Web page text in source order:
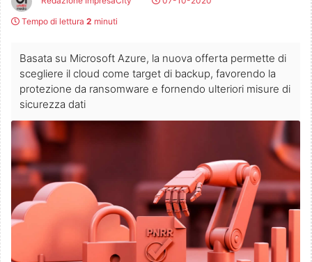
Tempo di lettura 2 minuti
Basata su Microsoft Azure, la nuova offerta permette di
scegliere il cloud come target di backup, favorendo la
protezione da ransomware e fornendo ulteriori misure di
sicurezza dati